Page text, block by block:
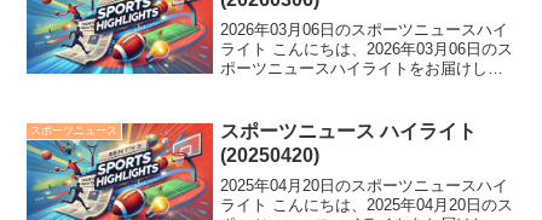
2026年03月06日のスポーツニュースハイ
ライト こんにちは、2026年03月06日のス
ポーツニュースハイライトをお届けしま
が続々。さらに、DeNA藤浪のOP戦で...
スポーツニュース
スポーツニュース ハイライト
(20250420)
2025年04月20日のスポーツニュースハイ
ライト こんにちは、2025年04月20日のス